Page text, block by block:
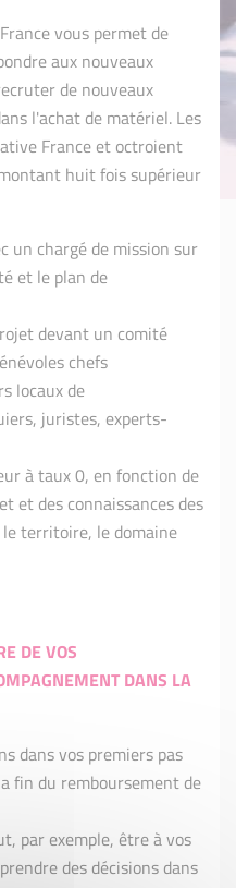
vous permet de
aux nouveaux
de nouveaux
l'achat de matériel. Les
France et octroient
huit fois supérieur
un chargé de mission sur
et le plan de
devant un comité
chefs
locaux de
juristes, experts-
à taux 0, en fonction de
et des connaissances des
territoire, le domaine
DE VOS
DANS LA
dans vos premiers pas
fin du remboursement de
par exemple, être à vos
des décisions dans